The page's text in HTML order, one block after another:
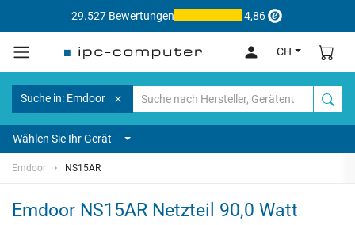
29.527 Bewertungen 4,86
CH
Suche in: Emdoor
Wählen Sie Ihr Gerät
Emdoor NS15AR
Emdoor NS15AR Netzteil 90,0 Watt